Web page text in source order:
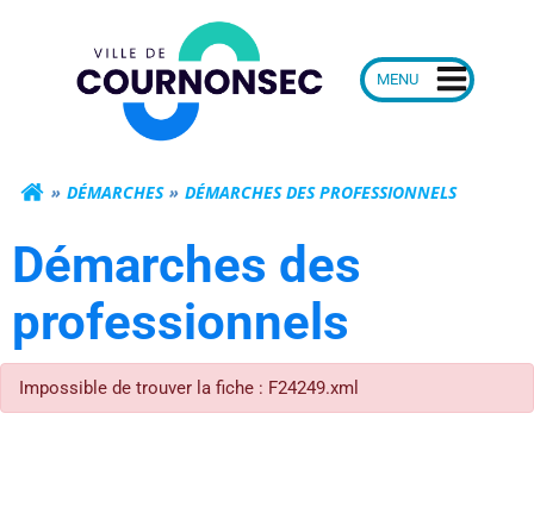
Mairie de
DÉMARCHES DÉMARCHES DES PROFESSIONNELS
Démarches des
professionnels
Impossible de trouver la fiche : F24249.xml